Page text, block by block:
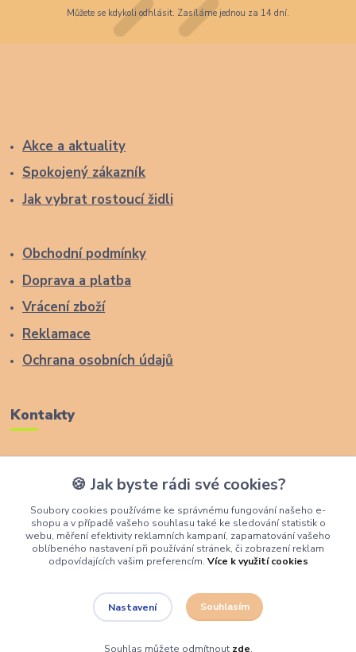
Můžete se kdykoli odhlásit. Zasíláme jednou za 14 dní.
Akce a aktuality
Spokojený zákazník
Jak vybrat rostoucí židli
Obchodní podmínky
Doprava a platba
Vrácení zboží
Reklamace
Ochrana osobních údajů
Kontakty
+420 774 291 043
info@rostouci-zidle.cz
🍪 Jak byste rádi své cookies?
Soubory cookies používáme ke správnému fungování našeho e-
shopu a v případě vašeho souhlasu také ke sledování statistik o
webu, měření efektivity reklamních kampaní, zapamatování vašeho
oblíbeného nastavení při používání stránek, či zobrazení reklam
odpovídajících vašim preferencím. Více k využití cookies
Nastavení Souhlasím
Souhlas můžete odmítnout zde.